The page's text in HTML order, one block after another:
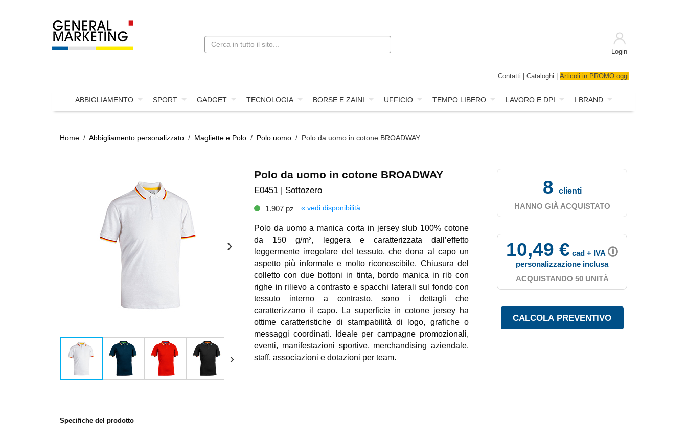
Login
Contatti Cataloghi Articoli in PROMO oggi
ABBIGLIAMENTO SPORT GADGET TECNOLOGIA BORSE E ZAINI UFFICIO TEMPO LIBERO LAVORO E DPI I BRAND
Home / Abbigliamento personalizzato / Magliette e Polo / Polo uomo / Polo da uomo in cotone BROADWAY
›
›
Polo da uomo in cotone BROADWAY
E0451 | Sottozero
1.907 pz « vedi disponibilità
Polo da uomo a manica corta in jersey slub 100% cotone
da 150 g/m², leggera e caratterizzata dall’effetto
leggermente irregolare del tessuto, che dona al capo un
aspetto più informale e molto riconoscibile. Chiusura del
colletto con due bottoni in tinta, bordo manica in rib con
righe in rilievo a contrasto e spacchi laterali sul fondo con
tessuto interno a contrasto, sono i dettagli che
caratterizzano il capo. La superficie in cotone jersey ha
ottime caratteristiche di stampabilità di logo, grafiche o
messaggi coordinati. Ideale per campagne promozionali,
eventi, manifestazioni sportive, merchandising aziendale,
staff, associazioni e dotazioni per team.
8
clienti
HANNO GIÀ ACQUISTATO
10,49 € cad + IVA 🛈
personalizzazione inclusa
ACQUISTANDO 50 UNITÀ
Specifiche del prodotto